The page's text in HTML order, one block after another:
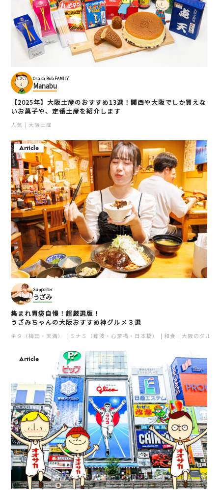
Osaka Bob FAMILY
Manabu
【2025年】大阪土産のおすすめ13選！関西や大阪でしか買えな
いお菓子や、定番土産を紹介します
人気 大阪土産
Article
Supporter
うざみ
集まれ胃袋自慢！超厳選版！
うざみちゃんの大阪おすすめ神グルメ３選
キタ（梅田・天満） ミナミ（難波・心斎橋・日本橋） 和食 大阪のグルメ
Article